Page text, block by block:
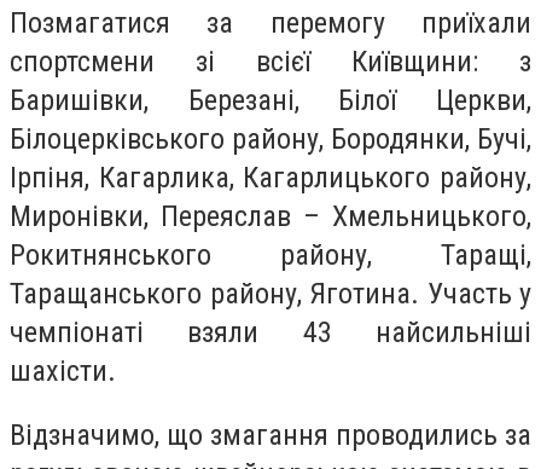
Позмагатися за перемогу приїхали
спортсмени зі всієї Київщини: з
Баришівки, Березані, Білої Церкви,
Білоцерківського району, Бородянки, Бучі,
Ірпіня, Кагарлика, Кагарлицького району,
Миронівки, Переяслав – Хмельницького,
Рокитнянського району, Таращі,
Таращанського району, Яготина. Участь у
чемпіонаті взяли 43 найсильніші
шахісти.
Відзначимо, що змагання проводились за